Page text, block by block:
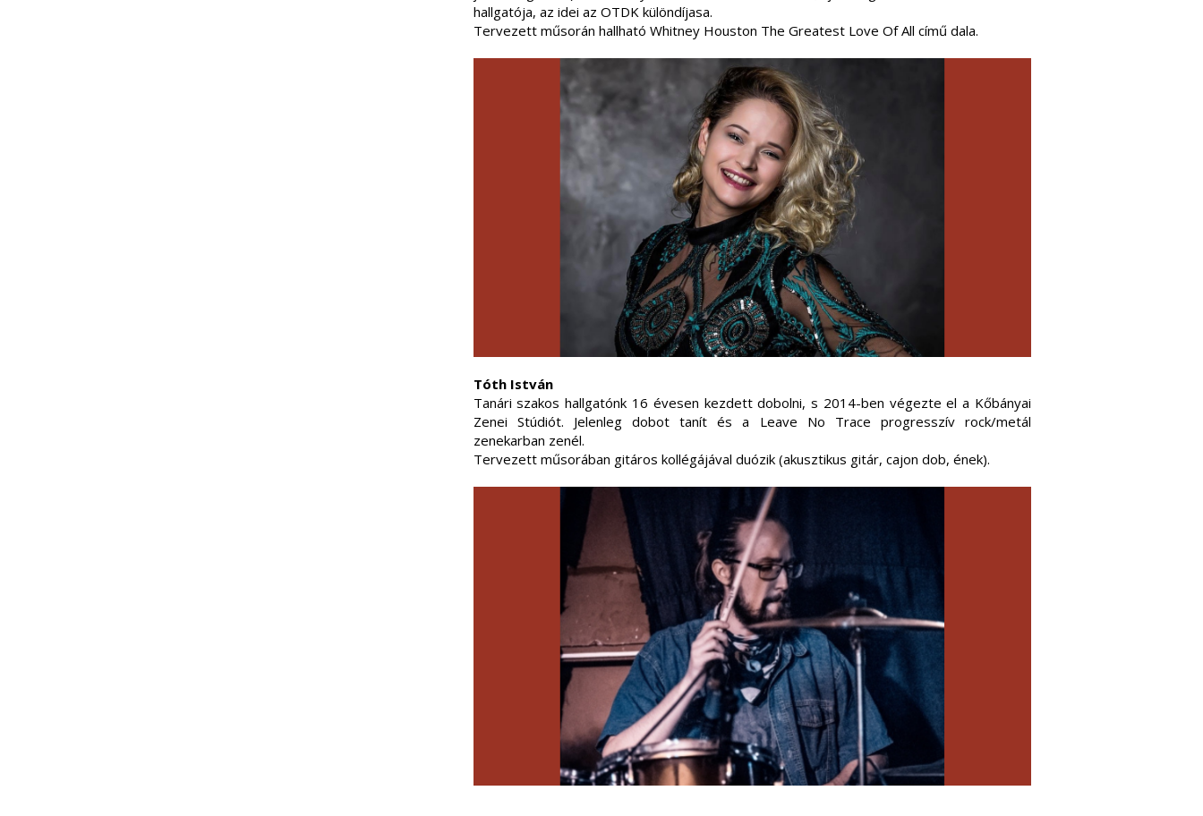
hallgatója, az idei az OTDK különdíjasa.
Tervezett műsorán hallható Whitney Houston The Greatest Love Of All című dala.
Tóth István
Tanári szakos hallgatónk 16 évesen kezdett dobolni, s 2014-ben végezte el a Kőbányai
Zenei Stúdiót. Jelenleg dobot tanít és a Leave No Trace progresszív rock/metál
zenekarban zenél.
Tervezett műsorában gitáros kollégájával duózik (akusztikus gitár, cajon dob, ének).